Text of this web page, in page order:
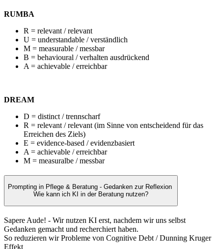
RUMBA
R = relevant / relevant
U = understandable / verständlich
M = measurable / messbar
B = behavioural / verhalten ausdrückend
A = achievable / erreichbar
DREAM
D = distinct / trennscharf
R = relevant / relevant (im Sinne von entscheidend für das
Erreichen des Ziels)
E = evidence-based / evidenzbasiert
A = achievable / erreichbar
M = measuralbe / messbar
Prompting in Pflege & Beratung - Gedanken zur Reflexion
Wie kann ich KI in der Beratung nutzen?
Sapere Aude! - Wir nutzen KI erst, nachdem wir uns selbst
Gedanken gemacht und recherchiert haben.
So reduzieren wir Probleme von Cognitive Debt / Dunning Kruger
Effekt